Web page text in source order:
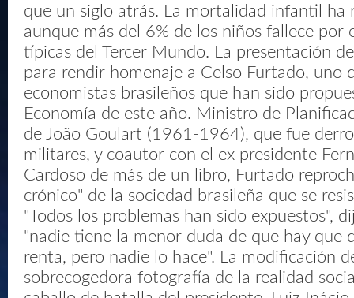
que un siglo atrás. La mortalidad infantil ha
aunque más del 6% de los niños fallece por
típicas del Tercer Mundo. La presentación
para rendir homenaje a Celso Furtado, uno
economistas brasileños que han sido
Economía de este año. Ministro de
de João Goulart (1961-1964), que fue
militares, y coautor con el ex presidente
Cardoso de más de un libro, Furtado
crónico" de la sociedad brasileña que se
"Todos los problemas han sido expuestos",
"nadie tiene la menor duda de que hay que
renta, pero nadie lo hace". La modificación
sobrecogedora fotografía de la realidad